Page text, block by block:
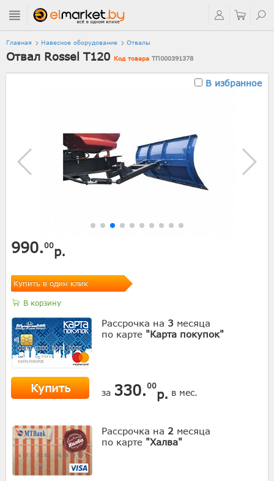
Главная Навесное оборудование Отвалы
Отвал Rossel T120 Код товара ТП000391378
В избранное
990.00р.
Купить в один клик
В корзину
Рассрочка на 3 месяца
по карте "Карта покупок"
Купить за 330.00
р. в мес.
Рассрочка на 2 месяца
по карте "Халва"